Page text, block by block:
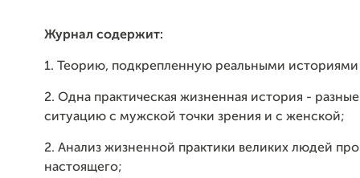
Журнал содержит:
1. Теорию, подкрепленную реальными
2. Одна практическая жизненная история - разные
ситуацию с мужской точки зрения и с женской;
2. Анализ жизненной практики великих людей
настоящего;